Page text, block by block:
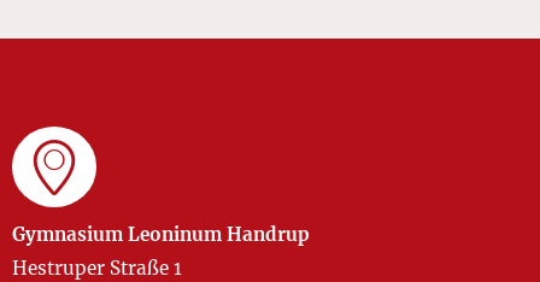
Gymnasium Leoninum Handrup
Hestruper Straße 1